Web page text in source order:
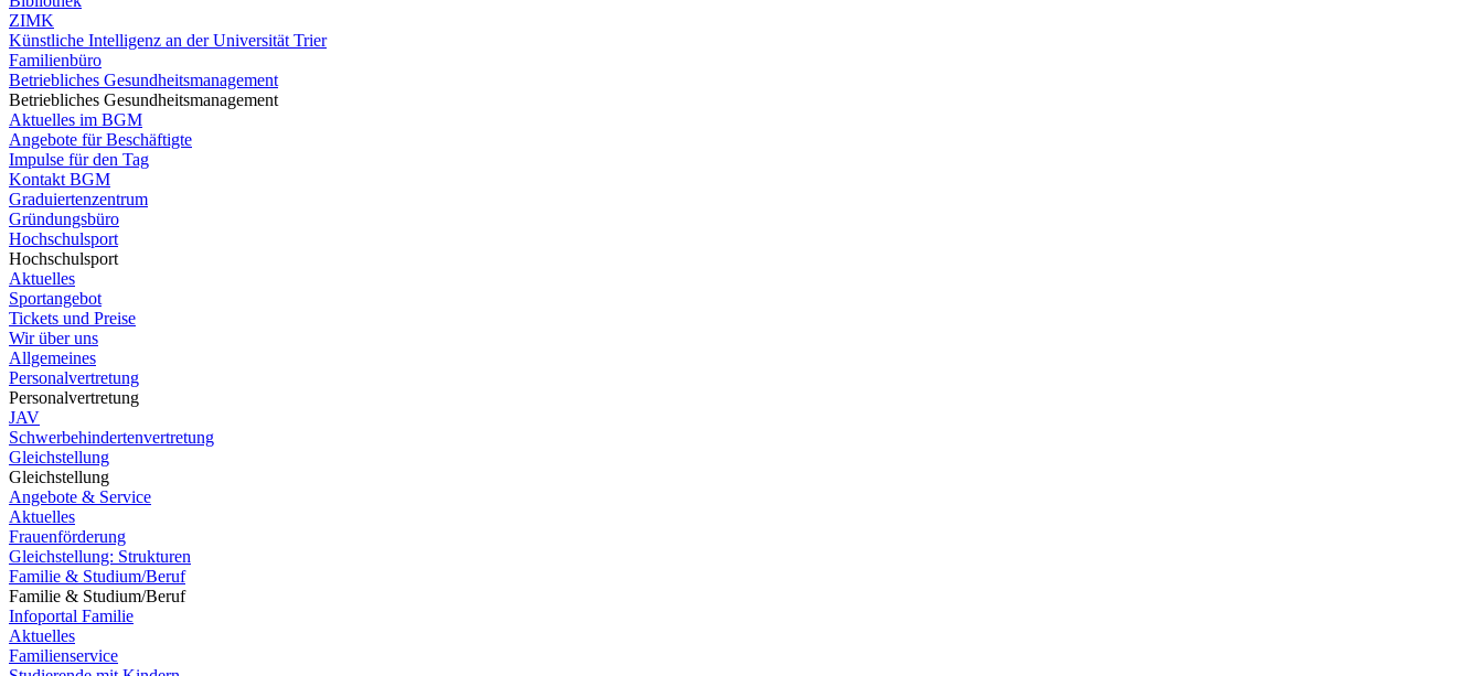
ZIMK
Künstliche Intelligenz an der Universität Trier
Familienbüro
Betriebliches Gesundheitsmanagement
Betriebliches Gesundheitsmanagement
Aktuelles im BGM
Angebote für Beschäftigte
Impulse für den Tag
Kontakt BGM
Graduiertenzentrum
Gründungsbüro
Hochschulsport
Hochschulsport
Aktuelles
Sportangebot
Tickets und Preise
Wir über uns
Allgemeines
Personalvertretung
Personalvertretung
JAV
Schwerbehindertenvertretung
Gleichstellung
Gleichstellung
Angebote & Service
Aktuelles
Frauenförderung
Gleichstellung: Strukturen
Familie & Studium/Beruf
Familie & Studium/Beruf
Infoportal Familie
Aktuelles
Familienservice